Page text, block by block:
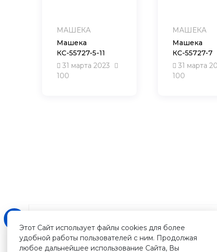
МАШЕКА
Машека
КС-55727-5-11
31 марта 2023
100
МАШЕКА
Машека
КС-55727-7
31 марта
100
Этот Сайт использует файлы cookies для более
удобной работы пользователей с ним. Продолжая
любое дальнейшее использование Сайта, Вы